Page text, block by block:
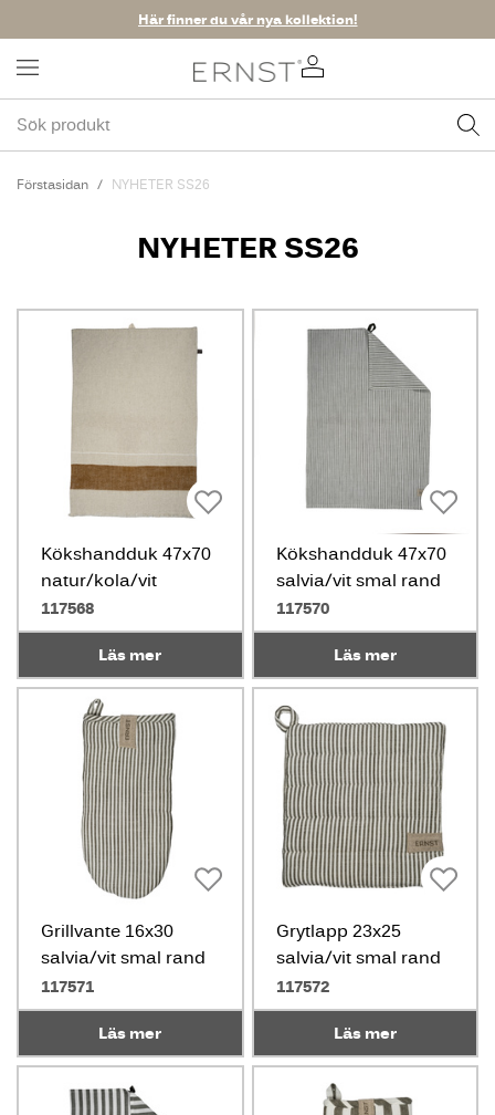
Här finner du vår nya kollektion!
Förstasidan NYHETER SS26
NYHETER SS26
Kökshandduk 47x70
natur/kola/vit
117568
Läs mer
Kökshandduk 47x70
salvia/vit smal rand
117570
Läs mer
Grillvante 16x30
salvia/vit smal rand
117571
Läs mer
Grytlapp 23x25
salvia/vit smal rand
117572
Läs mer